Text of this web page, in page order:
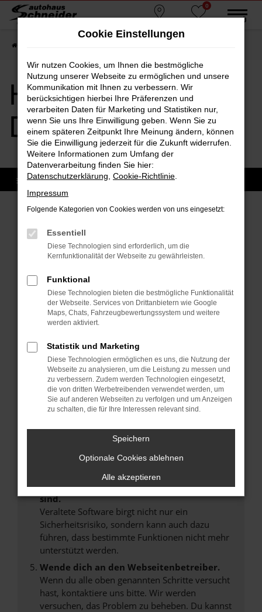
Zum
0
MENÜ
Hyundai IONIQ
Dachau
Fehler: Network Error
Beim Laden ist ein Fehler aufgetreten.
Überprüfe deine Firewall und deine
Internetverbindung.
Laden andere Webseiten, zum Beispiel deine
Prüfe deine Browsererweiterungen.
Manche Erweiterungen, wie Werbeblocker,
können das Laden bestimmter Seiten
verhindern. Funktioniert die Seite in einem
anderen Browser oder in einem privaten
Fenster?
Starte dein Gerät neu.
Das kann manchmal helfen, vorübergehende
Probleme zu beheben.
Stelle sicher, dass dein Browser und dein
Betriebssystem auf dem neuesten Stand
sind.
Veraltete Software birgt nicht nur ein
Sicherheitsrisiko, sondern kann auch dazu
führen, dass bestimmte Funktionen nicht mehr
unterstützt werden.
Wende dich an den Webseitenbetreiber.
Wenn du alle oben genannten Schritte versucht
hast, kontaktiere uns bitte. Wir werden
versuchen, das Problem zu beheben. Du kannst
Cookie Einstellungen
Wir nutzen Cookies, um Ihnen die bestmögliche
Nutzung unserer Webseite zu ermöglichen und unsere
Kommunikation mit Ihnen zu verbessern. Wir
berücksichtigen hierbei Ihre Präferenzen und
verarbeiten Daten für Marketing und Statistiken nur,
wenn Sie uns Ihre Einwilligung geben. Wenn Sie zu
einem späteren Zeitpunkt Ihre Meinung ändern, können
Sie die Einwilligung jederzeit für die Zukunft widerrufen.
Weitere Informationen zum Umfang der
Datenverarbeitung finden Sie hier:
Datenschutzerklärung Cookie-Richtlinie
Impressum
Folgende Kategorien von Cookies werden von uns eingesetzt:
Essentiell
Diese Technologien sind erforderlich, um die
Kernfunktionalität der Webseite zu gewährleisten.
Funktional
Diese Technologien bieten die bestmögliche Funktionalität
der Webseite. Services von Drittanbietern wie Google
Maps, Chats, Fahrzeugbewertungssystem und weitere
werden aktiviert.
Statistik und Marketing
Diese Technologien ermöglichen es uns, die Nutzung der
Webseite zu analysieren, um die Leistung zu messen und
zu verbessern. Zudem werden Technologien eingesetzt,
die von dritten Werbetreibenden verwendet werden, um
Sie auf anderen Webseiten zu verfolgen und um Anzeigen
zu schalten, die für Ihre Interessen relevant sind.
Speichern
Optionale Cookies ablehnen
Alle akzeptieren